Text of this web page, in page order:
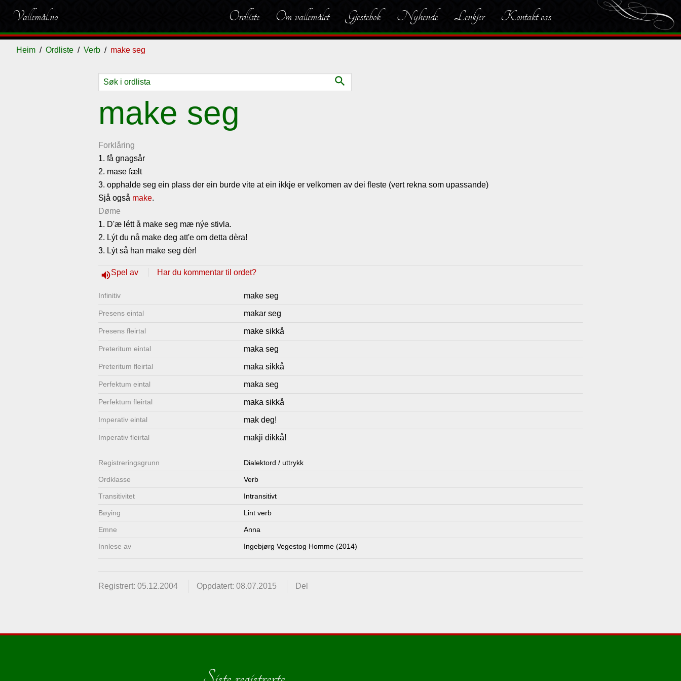
Vallemål.no Ordliste Om vallemålet Gjestebok Nyhende Lenkjer Kontakt oss
Heim Ordliste Verb make seg
search
make seg
Forklåring
1. få gnagsår
2. mase fælt
3. opphalde seg ein plass der ein burde vite at ein ikkje er velkomen av dei fleste (vert rekna som upassande)
Sjå også make.
Døme
1. D'æ létt å make seg mæ nýe stivla.
2. Lýt du nå make deg att'e om detta dèra!
3. Lýt så han make seg dèr!
volume_upSpel av Har du kommentar til ordet?
Infinitiv make seg
Presens eintal makar seg
Presens fleirtal make sikkå
Preteritum eintal maka seg
Preteritum fleirtal maka sikkå
Perfektum eintal maka seg
Perfektum fleirtal maka sikkå
Imperativ eintal mak deg!
Imperativ fleirtal makji dikkå!
Registrerings­grunn Dialektord / uttrykk
Ordklasse Verb
Transitivitet Intransitivt
Bøying Lint verb
Emne Anna
Innlese av Ingebjørg Vegestog Homme (2014)
Registrert: 05.12.2004 Oppdatert: 08.07.2015 Del